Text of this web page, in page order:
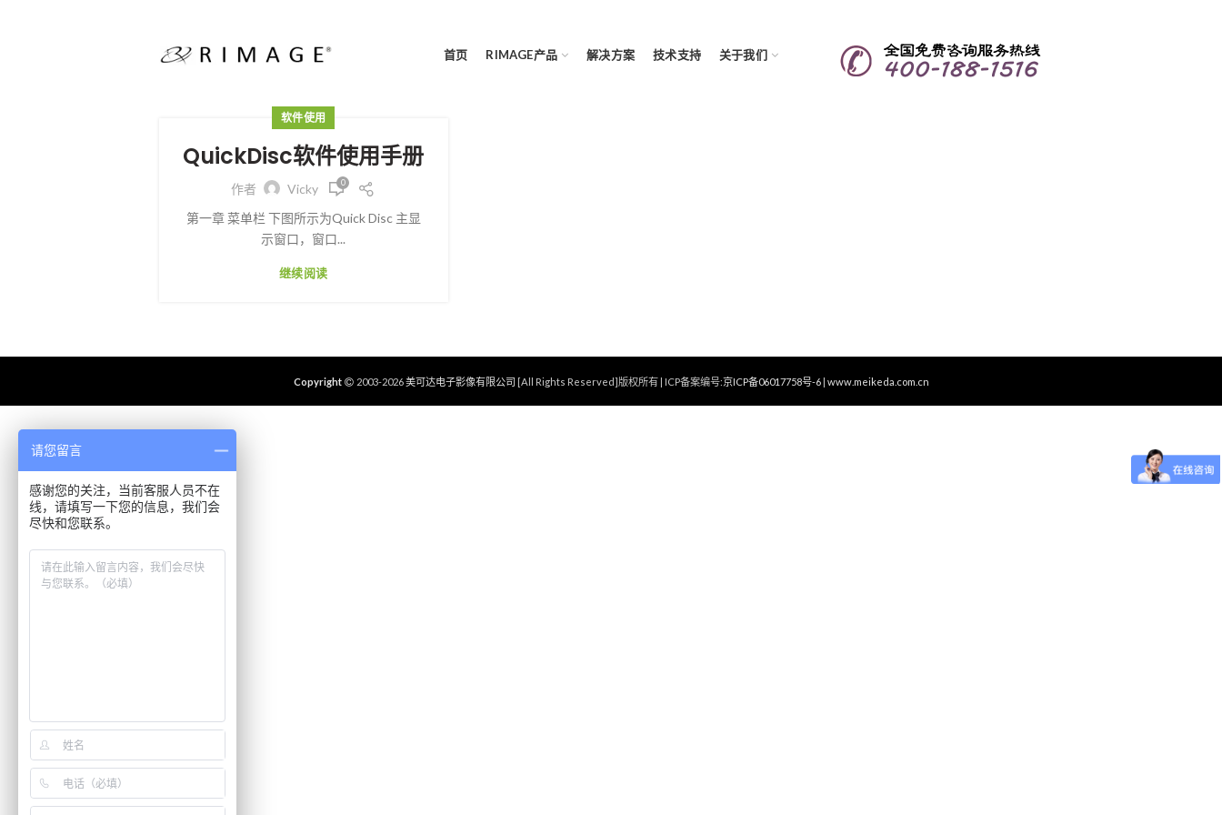
首页 RIMAGE产品 解决方案 技术支持 关于我们
软件使用
QuickDisc软件使用手册
作者 Vicky 0
第一章 菜单栏 下图所示为Quick Disc 主显
示窗口，窗口...
继续阅读
Copyright 2003-2026美可达电子影像有限公司 [All Rights Reserved]版权所有 | ICP备案编号:京ICP备06017758号-6| www.meikeda.com.cn
请您留言
感谢您的关注，当前客服人员不在
线，请填写一下您的信息，我们会
尽快和您联系。